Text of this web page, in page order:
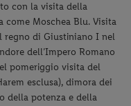
con la visita della
come Moschea Blu. Visita
regno di Giustiniano I nel
dell’Impero Romano
pomeriggio visita del
esclusa), dimora dei
della potenza e della